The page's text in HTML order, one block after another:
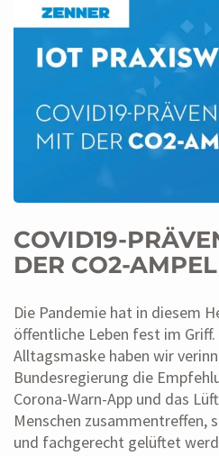
COVID19-
DER CO2-AMPEL
Die Pandemie hat in diesem
öffentliche Leben fest im
Alltagsmaske haben wir
Bundesregierung die
Corona-Warn-App und das
Menschen zusammentreffen,
und fachgerecht gelüftet